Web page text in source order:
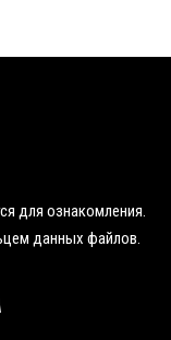
для ознакомления.
данных файлов.